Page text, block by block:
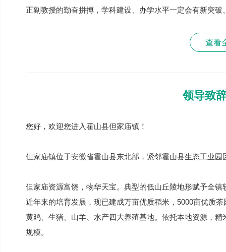
正副教授的勤奋拼搏，学科建设、办学水平一定会有新突
查看
领导致
您好，欢迎您进入霍山县但家庙镇！
但家庙镇位于安徽省霍山县东北部，紧邻霍山县生态工业
但家庙资源富饶，物华天宝。典型的低山丘陵地形赋予全
近年来的培育发展，现已建成万亩优质稻米，5000亩优质
黄鸡、生猪、山羊、水产四大养殖基地。依托本地资源，
规模。